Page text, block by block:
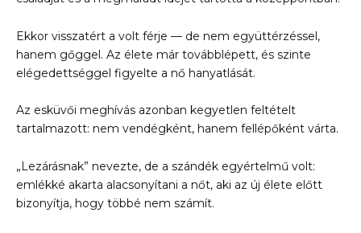
Ekkor visszatért a volt férje — de nem együttérzéssel,
hanem gőggel. Az élete már továbblépett, és szinte
elégedettséggel figyelte a nő hanyatlását.
Az esküvői meghívás azonban kegyetlen feltételt
tartalmazott: nem vendégként, hanem fellépőként várta.
„Lezárásnak” nevezte, de a szándék egyértelmű volt:
emlékké akarta alacsonyítani a nőt, aki az új élete előtt
bizonyítja, hogy többé nem számít.